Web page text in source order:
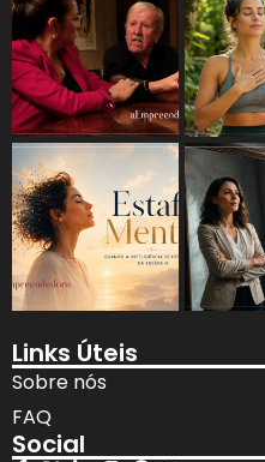
Links Úteis
Sobre nós
FAQ
Social